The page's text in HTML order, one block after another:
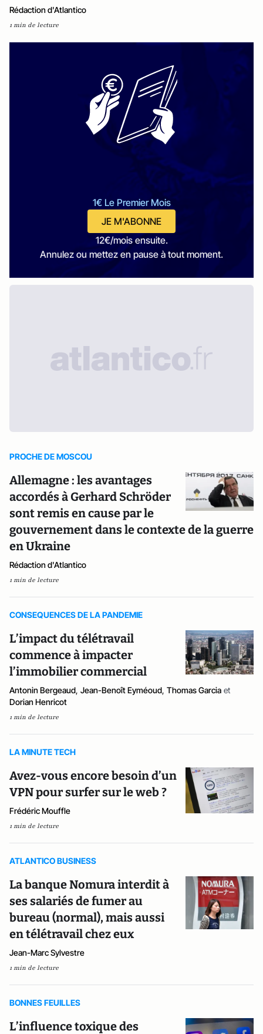
Rédaction d'Atlantico
1 min de lecture
1€ Le Premier Mois
JE M'ABONNE
12€/mois ensuite.
Annulez ou mettez en pause à tout moment.
PROCHE DE MOSCOU
Allemagne : les avantages
accordés à Gerhard Schröder
sont remis en cause par le
gouvernement dans le contexte de la guerre
en Ukraine
Rédaction d'Atlantico
1 min de lecture
CONSEQUENCES DE LA PANDEMIE
L’impact du télétravail
commence à impacter
l’immobilier commercial
Antonin Bergeaud, Jean-Benoît Eyméoud, Thomas Garcia et
Dorian Henricot
1 min de lecture
LA MINUTE TECH
Avez-vous encore besoin d’un
VPN pour surfer sur le web ?
Frédéric Mouffle
1 min de lecture
ATLANTICO BUSINESS
La banque Nomura interdit à
ses salariés de fumer au
bureau (normal), mais aussi
en télétravail chez eux
Jean-Marc Sylvestre
1 min de lecture
BONNES FEUILLES
L’influence toxique des